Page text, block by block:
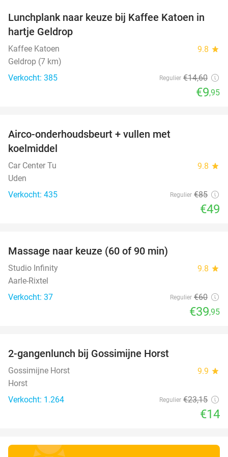
32%
Lunchplank naar keuze bij Kaffee Katoen in
hartje Geldrop
Kaffee Katoen 9.8 star
Geldrop (7 km)
Verkocht: 385
Regulier €14,60
€9,95
Airco-onderhoudsbeurt + vullen met
koelmiddel
Car Center Tu 9.8 star
Uden
Verkocht: 435
Regulier €85
€49
Massage naar keuze (60 of 90 min)
Studio Infinity 9.8 star
Aarle-Rixtel
Verkocht: 37
Regulier €60
€39,95
2-gangenlunch bij Gossimijne Horst
Gossimijne Horst 9.9 star
Horst
Verkocht: 1.264
Regulier €23,15
€14